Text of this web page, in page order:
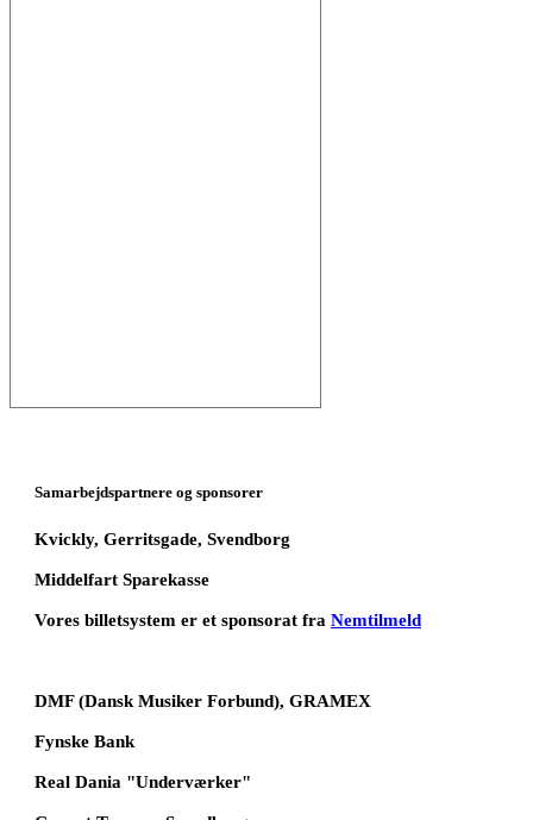
Samarbejdspartnere og sponsorer
Kvickly, Gerritsgade, Svendborg
Middelfart Sparekasse
Vores billetsystem er et sponsorat fra Nemtilmeld
DMF (Dansk Musiker Forbund), GRAMEX
Fynske Bank
Real Dania "Underværker"